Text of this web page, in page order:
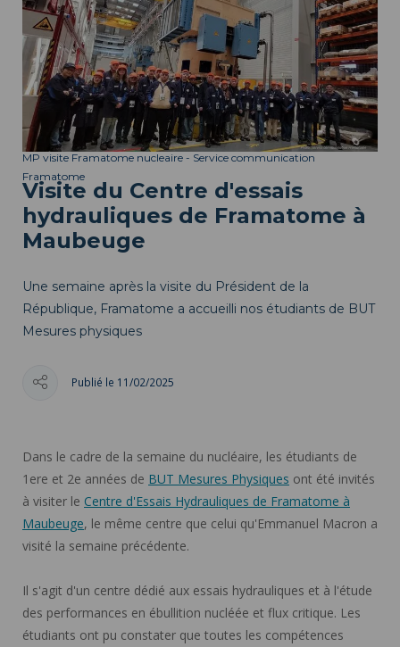
MP visite Framatome nucleaire - Service communication
Framatome
Visite du Centre d'essais
hydrauliques de Framatome à
Maubeuge
Une semaine après la visite du Président de la
République, Framatome a accueilli nos étudiants de BUT
Mesures physiques
Publié le 11/02/2025
Dans le cadre de la semaine du nucléaire, les étudiants de
1ere et 2e années de BUT Mesures Physiques ont été invités
à visiter le Centre d'Essais Hydrauliques de Framatome à
Maubeuge, le même centre que celui qu'Emmanuel Macron a
visité la semaine précédente.
Il s'agit d'un centre dédié aux essais hydrauliques et à l'étude
des performances en ébullition nucléée et flux critique. Les
étudiants ont pu constater que toutes les compétences